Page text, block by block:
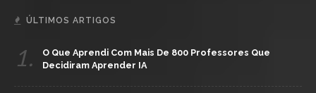
ÚLTIMOS ARTIGOS
1.
O Que Aprendi Com Mais De 800 Professores Que
Decidiram Aprender IA